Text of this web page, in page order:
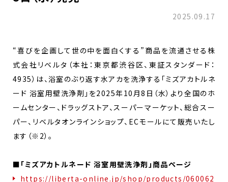
2025.09.17
“喜びを企画して世の中を面白くする”商品を流通させる株
式会社リベルタ（本社：東京都渋谷区、東証スタンダード：
4935）は、浴室のぶり返す水アカを洗浄する「ミズアカトルネ
ード 浴室用壁洗浄剤」を2025年10月8日（水）より全国のホ
ームセンター、ドラッグストア、スーパーマーケット、総合スー
パー、リベルタオンラインショップ、ECモールにて販売いたし
ます（※2）。
■ 「ミズアカトルネード 浴室用壁洗浄剤」商品ページ
https://liberta-online.jp/shop/products/060062